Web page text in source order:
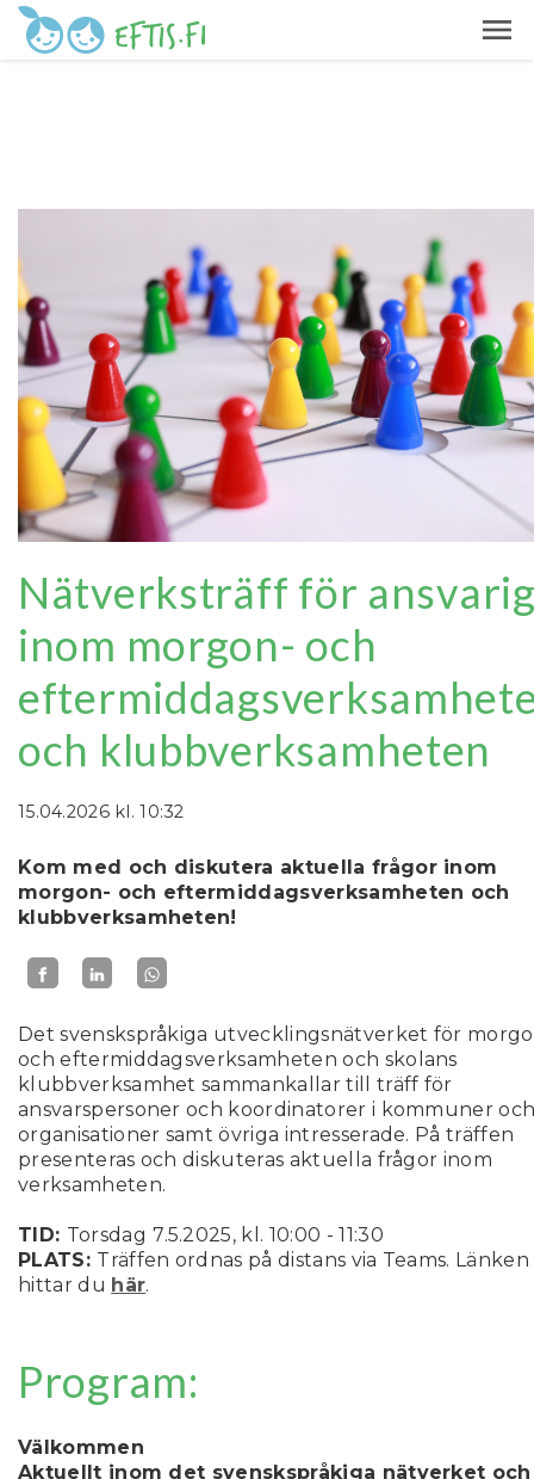
Nätverksträff för
inom morgon- och
och klubbverksamheten
15.04.2026 kl. 10:32
Kom med och diskutera aktuella frågor inom
morgon- och eftermiddagsverksamheten och
klubbverksamheten!
Det svenskspråkiga utvecklingsnätverket för
och eftermiddagsverksamheten och skolans
klubbverksamhet sammankallar till träff för
ansvarspersoner och koordinatorer i kommuner
organisationer samt övriga intresserade. På träffen
presenteras och diskuteras aktuella frågor inom
verksamheten.
TID: Torsdag 7.5.2025, kl. 10:00 - 11:30
PLATS: Träffen ordnas på distans via Teams. Länken
hittar du här.
Program:
Välkommen
Aktuellt inom det svenskspråkiga nätverket och